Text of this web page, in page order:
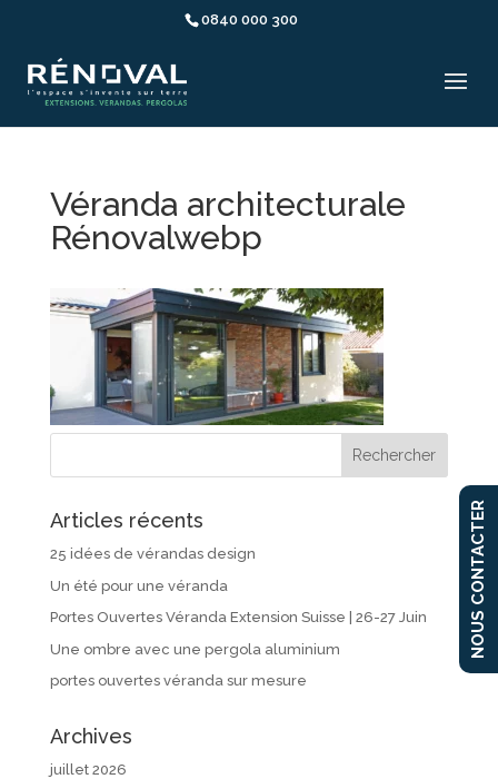
0840 000 300
Véranda architecturale
Rénovalwebp
Articles récents
25 idées de vérandas design
Un été pour une véranda
Portes Ouvertes Véranda Extension Suisse | 26-27 Juin
Une ombre avec une pergola aluminium
portes ouvertes véranda sur mesure
Archives
juillet 2026
NOUS CONTACTER